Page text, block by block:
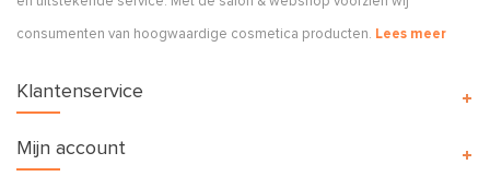
consumenten van hoogwaardige cosmetica producten. Lees meer
Klantenservice
Mijn account